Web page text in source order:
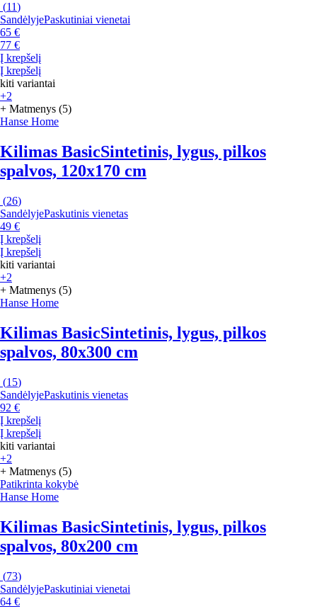
(11)
SandėlyjePaskutiniai vienetai
65 €
77 €
Į krepšelį
Į krepšelį
kiti variantai
+2
+ Matmenys (5)
Hanse Home
Kilimas BasicSintetinis, lygus, pilkos
spalvos, 120x170 cm
(26)
SandėlyjePaskutinis vienetas
49 €
Į krepšelį
Į krepšelį
kiti variantai
+2
+ Matmenys (5)
Hanse Home
Kilimas BasicSintetinis, lygus, pilkos
spalvos, 80x300 cm
(15)
SandėlyjePaskutinis vienetas
92 €
Į krepšelį
Į krepšelį
kiti variantai
+2
+ Matmenys (5)
Patikrinta kokybė
Hanse Home
Kilimas BasicSintetinis, lygus, pilkos
spalvos, 80x200 cm
(73)
SandėlyjePaskutiniai vienetai
64 €